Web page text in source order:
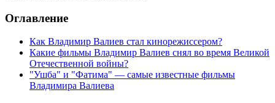
Оглавление
Как Владимир Валиев стал кинорежиссером?
Какие фильмы Владимир Валиев снял во время Великой
Отечественной войны?
"Ушба" и "Фатима" — самые известные фильмы
Владимира Валиева